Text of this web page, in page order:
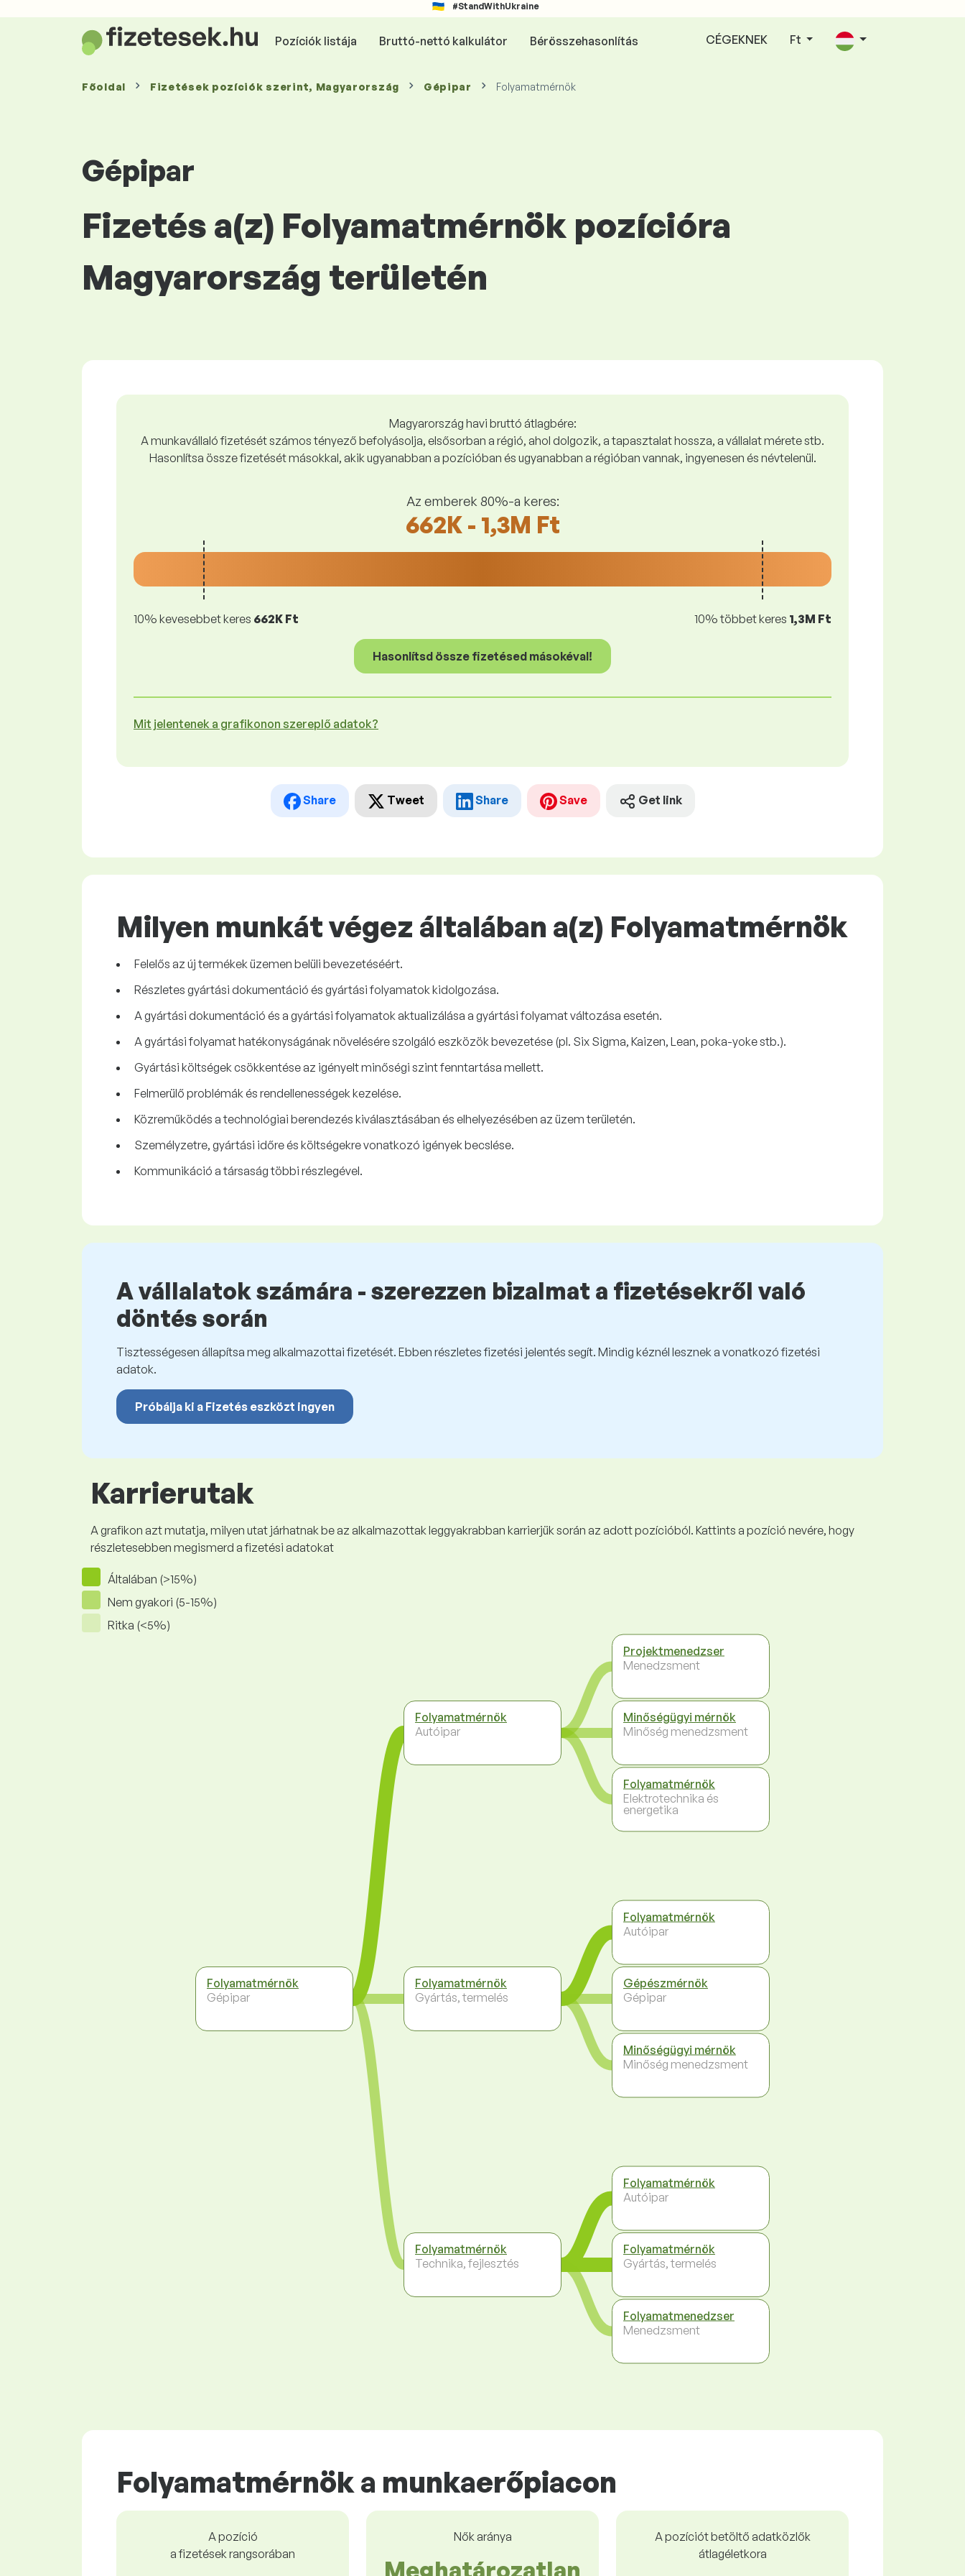
#StandWithUkraine
Pozíciók listája Bruttó-nettó kalkulátor Bérösszehasonlítás CÉGEKNEK Ft
Főoldal Fizetések pozíciók szerint, Magyarország Gépipar Folyamatmérnök
Gépipar
Fizetés a(z) Folyamatmérnök pozícióra
Magyarország területén
Magyarország havi bruttó átlagbére:
A munkavállaló fizetését számos tényező befolyásolja, elsősorban a régió, ahol dolgozik, a tapasztalat hossza, a vállalat mérete stb.
Hasonlítsa össze fizetését másokkal, akik ugyanabban a pozícióban és ugyanabban a régióban vannak, ingyenesen és névtelenül.
Az emberek 80%-a keres:
662K - 1,3M Ft
10% kevesebbet keres 662K Ft 10% többet keres 1,3M Ft
Hasonlítsd össze fizetésed másokéval!
Mit jelentenek a grafikonon szereplő adatok?
Share Tweet Share Save Get link
Milyen munkát végez általában a(z) Folyamatmérnök
Felelős az új termékek üzemen belüli bevezetéséért.
Részletes gyártási dokumentáció és gyártási folyamatok kidolgozása.
A gyártási dokumentáció és a gyártási folyamatok aktualizálása a gyártási folyamat változása esetén.
A gyártási folyamat hatékonyságának növelésére szolgáló eszközök bevezetése (pl. Six Sigma, Kaizen, Lean, poka-yoke stb.).
Gyártási költségek csökkentése az igényelt minőségi szint fenntartása mellett.
Felmerülő problémák és rendellenességek kezelése.
Közreműködés a technológiai berendezés kiválasztásában és elhelyezésében az üzem területén.
Személyzetre, gyártási időre és költségekre vonatkozó igények becslése.
Kommunikáció a társaság többi részlegével.
A vállalatok számára - szerezzen bizalmat a fizetésekről való
döntés során
Tisztességesen állapítsa meg alkalmazottai fizetését. Ebben részletes fizetési jelentés segít. Mindig kéznél lesznek a vonatkozó fizetési
adatok.
Próbálja ki a Fizetés eszközt ingyen
Karrierutak
A grafikon azt mutatja, milyen utat járhatnak be az alkalmazottak leggyakrabban karrierjük során az adott pozícióból. Kattints a pozíció nevére, hogy
részletesebben megismerd a fizetési adatokat
Általában (>15%)
Nem gyakori (5-15%)
Ritka (<5%)
Folyamatmérnök
Gépipar
Folyamatmérnök
Autóipar
Folyamatmérnök
Gyártás, termelés
Folyamatmérnök
Technika, fejlesztés
Projektmenedzser
Menedzsment
Minőségügyi mérnök
Minőség menedzsment
Folyamatmérnök
Elektrotechnika és
energetika
Folyamatmérnök
Autóipar
Gépészmérnök
Gépipar
Minőségügyi mérnök
Minőség menedzsment
Folyamatmérnök
Autóipar
Folyamatmérnök
Gyártás, termelés
Folyamatmenedzser
Menedzsment
Folyamatmérnök a munkaerőpiacon
A pozíció
a fizetések rangsorában
Nők aránya
Meghatározatlan
A pozíciót betöltő adatközlők
átlagéletkora